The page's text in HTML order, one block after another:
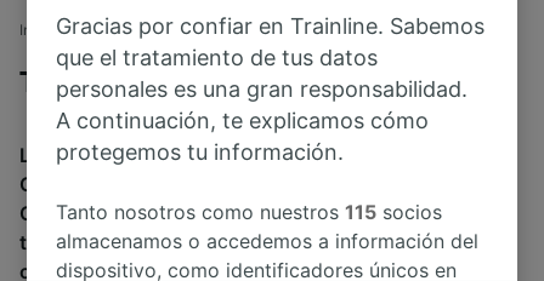
Inicio Horarios de trenes Coventry a Cambridge
Trenes desde Coventry a Cambridge
La duración media de viaje en tren entre Coventry y
Cambridge es de 4h 9min. El tren más veloz de
Coventry a Cambridge dura 2h 31min. Alrededor de 90
trenes al día recorren los 115 km que separan ambas
ciudades. Puedes reservar tu billete a partir de 25,23 €
Gracias por confiar en Trainline. Sabemos
que el tratamiento de tus datos
personales es una gran responsabilidad.
A continuación, te explicamos cómo
protegemos tu información.
Tanto nosotros como nuestros115 socios
almacenamos o accedemos a información del
dispositivo, como identificadores únicos en